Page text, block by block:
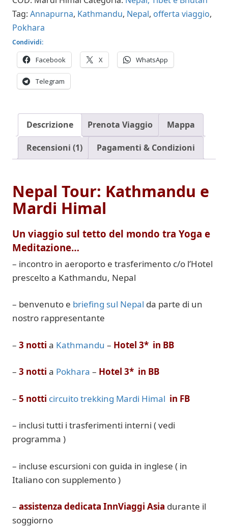
Tag: Annapurna, Kathmandu, Nepal, offerta viaggio,
Pokhara
Condividi:
Facebook X WhatsApp
Telegram
Descrizione Prenota Viaggio Mappa
Recensioni (1) Pagamenti & Condizioni
Nepal Tour: Kathmandu e
Mardi Himal
Un viaggio sul tetto del mondo tra Yoga e
Meditazione…
– incontro in aeroporto e trasferimento c/o l’Hotel
prescelto a Kathmandu, Nepal
– benvenuto e briefing sul Nepal da parte di un
nostro rappresentante
– 3 notti a Kathmandu – Hotel 3* in BB
– 3 notti a Pokhara – Hotel 3* in BB
– 5 notti circuito trekking Mardi Himal in FB
– inclusi tutti i trasferimenti interni ( vedi
programma )
– incluse escursioni con guida in inglese ( in
Italiano con supplemento )
– assistenza dedicata InnViaggi Asia durante il
soggiorno